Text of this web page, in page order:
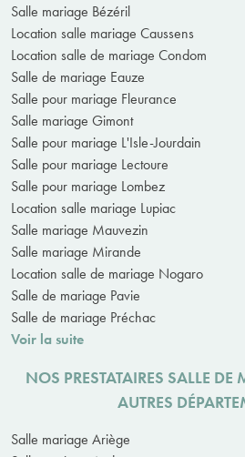
Salle mariage Bézéril
Location salle mariage Caussens
Location salle de mariage Condom
Salle de mariage Eauze
Salle pour mariage Fleurance
Salle mariage Gimont
Salle pour mariage L'Isle-Jourdain
Salle pour mariage Lectoure
Salle pour mariage Lombez
Location salle mariage Lupiac
Salle mariage Mauvezin
Salle mariage Mirande
Location salle de mariage Nogaro
Salle de mariage Pavie
Salle de mariage Préchac
Voir la suite
NOS PRESTATAIRES SALLE
AUTRES
Salle mariage Ariège